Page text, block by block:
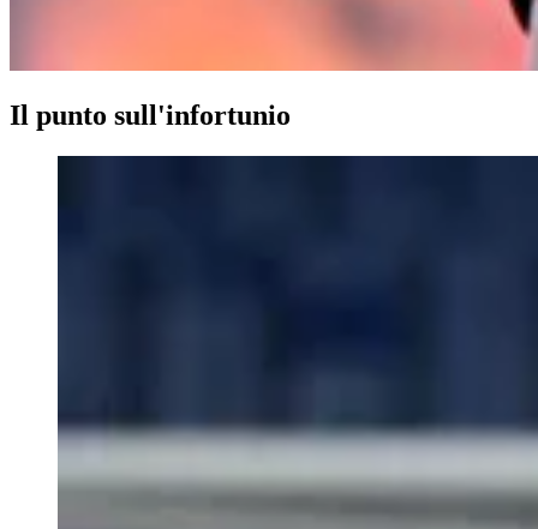
Il punto sull'infortunio